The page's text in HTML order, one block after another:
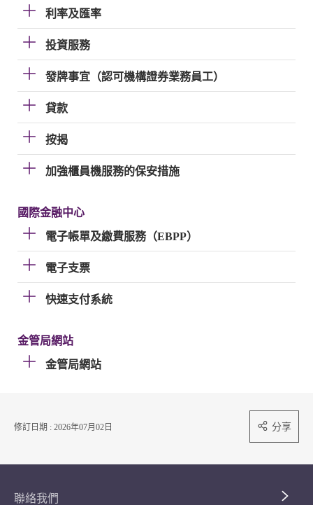
利率及匯率
投資服務
發牌事宜（認可機構證券業務員工）
貸款
按揭
加強櫃員機服務的保安措施
國際金融中心
電子帳單及繳費服務（EBPP）
電子支票
快速支付系統
金管局網站
金管局網站
修訂日期 : 2026年07月02日 分享
聯絡我們